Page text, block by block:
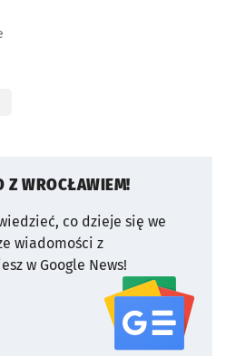
Z WROCŁAWIEM!
co dzieje się we
wiadomości z
w Google News!
serwisu